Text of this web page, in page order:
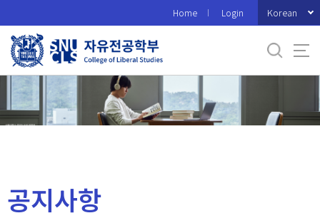
로
메
Home Login Korean
공지사항